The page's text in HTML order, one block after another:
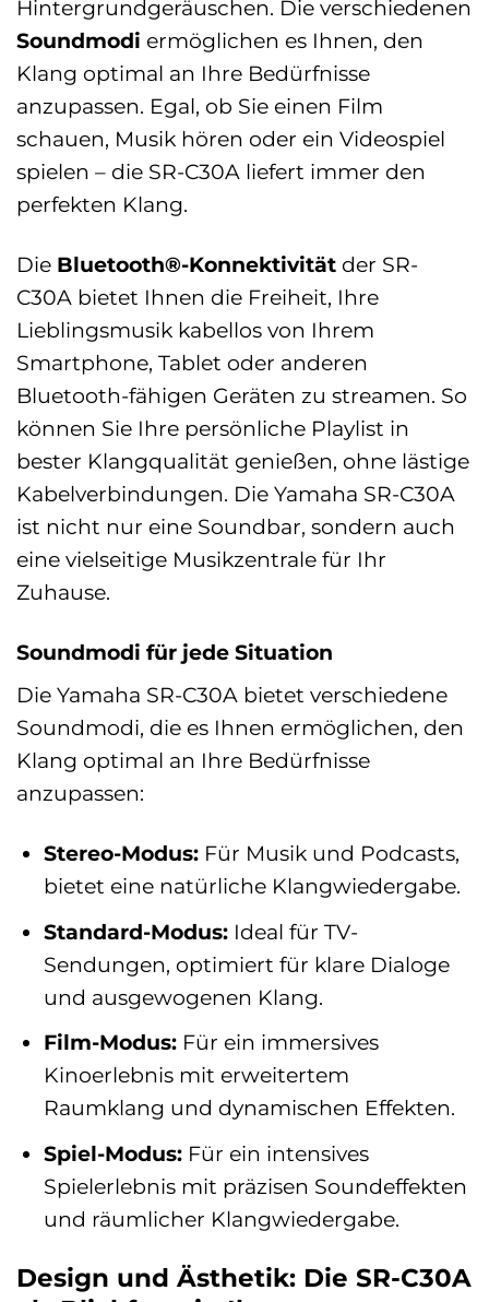
Hintergrundgeräuschen. Die verschiedenen
Soundmodi ermöglichen es Ihnen, den
Klang optimal an Ihre Bedürfnisse
anzupassen. Egal, ob Sie einen Film
schauen, Musik hören oder ein Videospiel
spielen – die SR-C30A liefert immer den
perfekten Klang.
Die Bluetooth®-Konnektivität der SR-
C30A bietet Ihnen die Freiheit, Ihre
Lieblingsmusik kabellos von Ihrem
Smartphone, Tablet oder anderen
Bluetooth-fähigen Geräten zu streamen. So
können Sie Ihre persönliche Playlist in
bester Klangqualität genießen, ohne lästige
Kabelverbindungen. Die Yamaha SR-C30A
ist nicht nur eine Soundbar, sondern auch
eine vielseitige Musikzentrale für Ihr
Zuhause.
Soundmodi für jede Situation
Die Yamaha SR-C30A bietet verschiedene
Soundmodi, die es Ihnen ermöglichen, den
Klang optimal an Ihre Bedürfnisse
anzupassen:
Stereo-Modus:Für Musik und Podcasts,
bietet eine natürliche Klangwiedergabe.
Standard-Modus:Ideal für TV-
Sendungen, optimiert für klare Dialoge
und ausgewogenen Klang.
Film-Modus:Für ein immersives
Kinoerlebnis mit erweitertem
Raumklang und dynamischen Effekten.
Spiel-Modus:Für ein intensives
Spielerlebnis mit präzisen Soundeffekten
und räumlicher Klangwiedergabe.
Design und Ästhetik: Die SR-C30A